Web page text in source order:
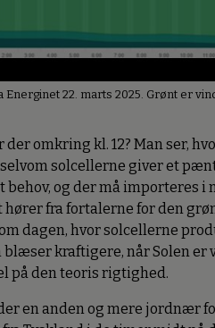
Energinet 22. marts 2025. Grønt er
der omkring kl. 12? Man ser,
solcellerne giver et
behov, og der må importeres
fra fortalerne for den
dagen, hvor solcellerne
kraftigere, når Solen er
på den teoris rigtighed.
en anden og mere jordnær